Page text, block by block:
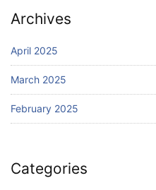
Archives
April 2025
March 2025
February 2025
Categories